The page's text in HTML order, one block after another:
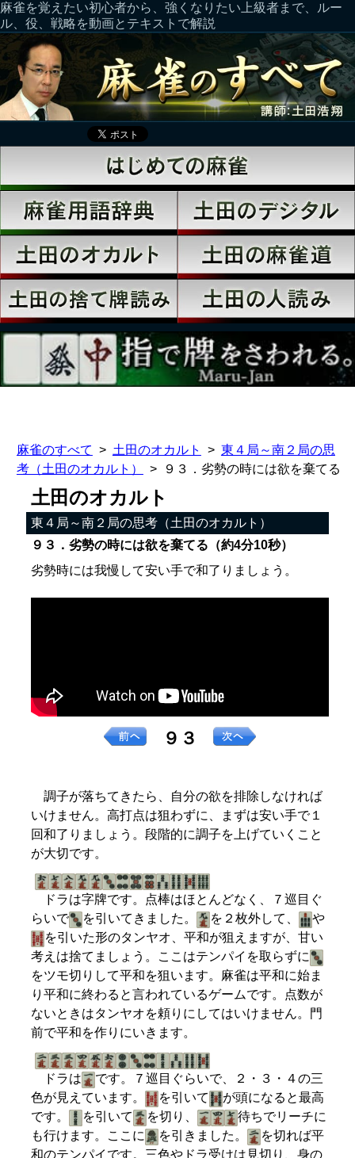
麻雀を覚えたい初心者から、強くなりたい上級者まで、ルー
ル、役、戦略を動画とテキストで解説
麻雀のすべて 土田のオカルト
東４局～南２局の思
考（土田のオカルト）
９３．劣勢の時には欲を棄てる
土田のオカルト
東４局～南２局の思考（土田のオカルト）
９３．劣勢の時には欲を棄てる（約4分10秒）
劣勢時には我慢して安い手で和了りましょう。
９３
調子が落ちてきたら、自分の欲を排除しなければ
いけません。高打点は狙わずに、まずは安い手で１
回和了りましょう。段階的に調子を上げていくこと
が大切です。
ドラは字牌です。点棒はほとんどなく、７巡目ぐ
らいで
を引いてきました。 を２枚外して、
や
を引いた形のタンヤオ、平和が狙えますが、甘い
考えは捨てましょう。ここはテンパイを取らずに
をツモ切りして平和を狙います。麻雀は平和に始ま
り平和に終わると言われているゲームです。点数が
ないときはタンヤオを頼りにしてはいけません。門
前で平和を作りにいきます。
ドラは
です。７巡目ぐらいで、２・３・４の三
色が見えています。
を引いて
が頭になると最高
です。
を引いて を切り、
待ちでリーチに
も行けます。ここに
を引きました。
を切れば平
和のテンパイです。三色やドラ受けは見切り、身の